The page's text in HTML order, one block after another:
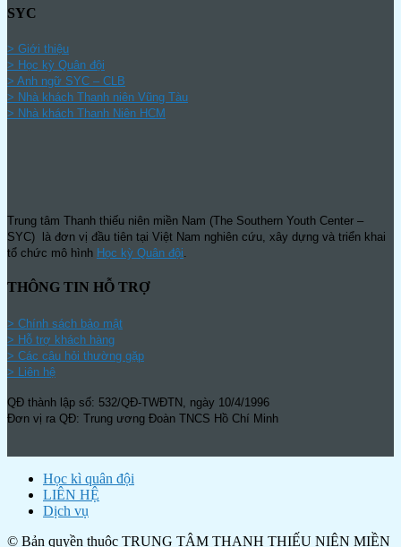
SYC
> Giới thiệu
> Học kỳ Quân đội
> Anh ngữ SYC – CLB
> Nhà khách Thanh niên Vũng Tàu
> Nhà khách Thanh Niên HCM
Trung tâm Thanh thiếu niên miền Nam (The Southern Youth Center –
SYC) là đơn vị đầu tiên tại Việt Nam nghiên cứu, xây dựng và triển khai
tổ chức mô hình Học kỳ Quân đội
THÔNG TIN HỖ TRỢ
> Chính sách bảo mật
> Hỗ trợ khách hàng
> Các câu hỏi thường gặp
> Liên hệ
QĐ thành lập số: 532/QĐ-TWĐTN, ngày 10/4/1996
Đơn vị ra QĐ: Trung ương Đoàn TNCS Hồ Chí Minh
Học kì quân đội
LIÊN HỆ
Dịch vụ
© Bản quyền thuộc TRUNG TÂM THANH THIẾU NIÊN MIỀN